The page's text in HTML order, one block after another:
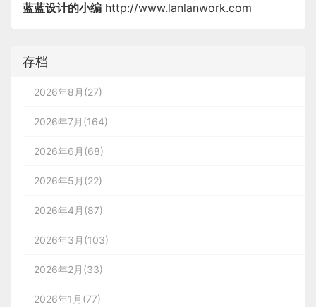
蓝蓝设计的小编 http://www.lanlanwork.com
存档
2026年8月(27)
2026年7月(164)
2026年6月(68)
2026年5月(22)
2026年4月(87)
2026年3月(103)
2026年2月(33)
2026年1月(77)